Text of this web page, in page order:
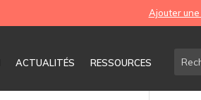
Ajouter
ACTUALITÉS RESSOURCES